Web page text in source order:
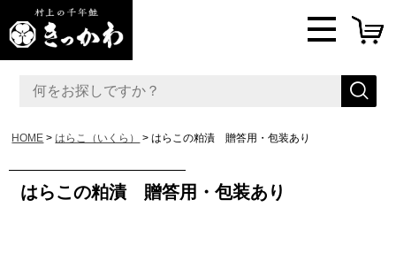
HOME はらこ（いくら） はらこの粕漬 贈答用・包装あり
はらこの粕漬 贈答用・包装あり